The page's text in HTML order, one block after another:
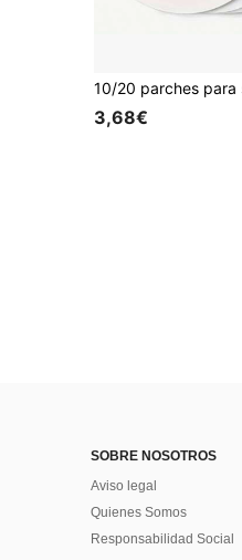
3,68€
SOBRE NOSOTROS
Aviso legal
Quienes Somos
Responsabilidad Social